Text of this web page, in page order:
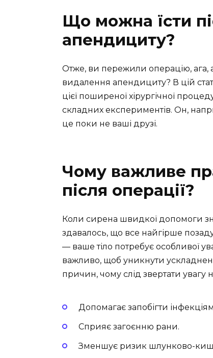
Що можна їсти
апендициту?
Отже, ви пережили операцію, ага,
видалення апендициту? В цій
цієї поширеної хірургічної
складних експериментів. Он,
це поки не ваші друзі.
Чому важливе
після операції?
Коли сирена швидкої допомоги
здавалось, що все найгірше
— ваше тіло потребує особливої
важливо, щоб уникнути
причин, чому слід звертати увагу
Допомагає запобігти
Сприяє загоєнню рани.
Зменшує ризик шлунково-